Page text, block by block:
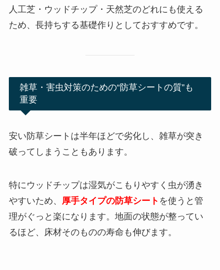
人工芝・ウッドチップ・天然芝のどれにも使える
ため、長持ちする基礎作りとしておすすめです。
雑草・害虫対策のための“防草シートの質”も
重要
安い防草シートは半年ほどで劣化し、雑草が突き
破ってしまうこともあります。
特にウッドチップは湿気がこもりやすく虫が湧き
やすいため、 厚手タイプの防草シート を使うと管
理がぐっと楽になります。地面の状態が整ってい
るほど、床材そのものの寿命も伸びます。